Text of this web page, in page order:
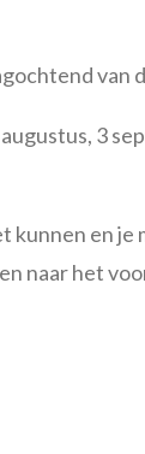
van
3
kunnen en je
naar het